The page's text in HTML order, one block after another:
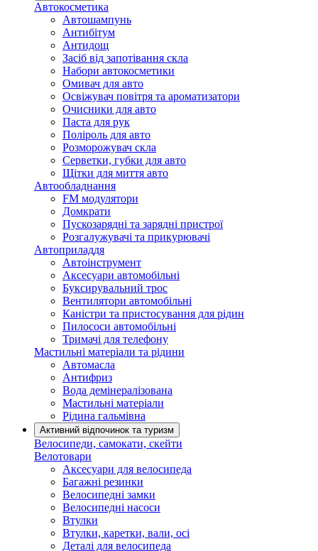
Автокосметика
Автошампунь
Антибітум
Антидощ
Засіб від запотівання скла
Набори автокосметики
Омивач для авто
Освіжувач повітря та ароматизатори
Очисники для авто
Паста для рук
Поліроль для авто
Розморожувач скла
Серветки, губки для авто
Щітки для миття авто
Автообладнання
FM модулятори
Домкрати
Пускозарядні та зарядні пристрої
Розгалужувачі та прикурювачі
Автоприладдя
Автоінструмент
Аксесуари автомобільні
Буксирувальний трос
Вентилятори автомобільні
Каністри та пристосування для рідин
Пилососи автомобільні
Тримачі для телефону
Мастильні матеріали та рідини
Автомасла
Антифриз
Вода демінералізована
Мастильні матеріали
Рідина гальмівна
Активний відпочинок та туризм
Велосипеди, самокати, скейти
Велотовари
Аксесуари для велосипеда
Багажні резинки
Велосипедні замки
Велосипедні насоси
Втулки
Втулки, каретки, вали, осі
Деталі для велосипеда